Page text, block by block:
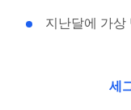
지난달에 가
세